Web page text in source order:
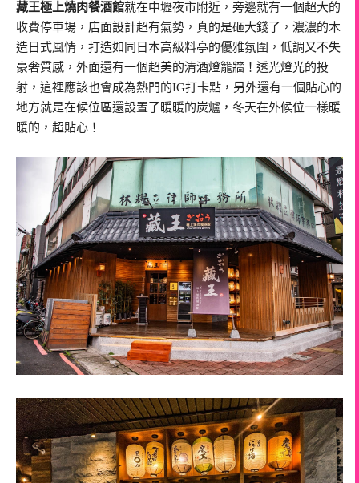
藏王極上燒肉餐酒館就在中壢夜市附近，旁邊就有一個超大的
收費停車場，店面設計超有氣勢，真的是砸大錢了，濃濃的木
造日式風情，打造如同日本高級料亭的優雅氛圍，低調又不失
豪奢質感，外面還有一個超美的清酒燈籠牆！透光燈光的投
射，這裡應該也會成為熱門的IG打卡點，另外還有一個貼心的
地方就是在候位區還設置了暖暖的炭爐，冬天在外候位一樣暖
暖的，超貼心！